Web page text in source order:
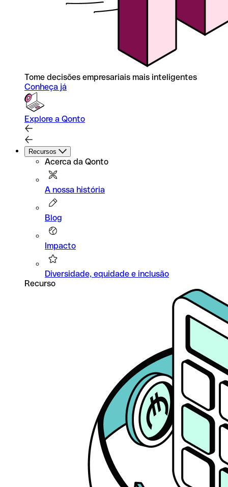
Tome decisões empresariais mais inteligentes
Conheça já
Explore a Qonto
Recursos
Acerca da Qonto
A nossa história
Blog
Impacto
Diversidade, equidade e inclusão
Recurso